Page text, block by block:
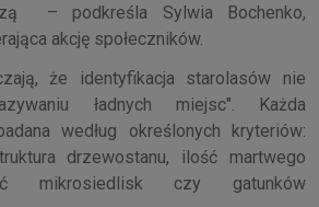
– podkreśla Sylwia Bochenko,
akcję społeczników.
że identyfikacja starolasów nie
ładnych miejsc". Każda
według określonych kryteriów:
drzewostanu, ilość martwego
mikrosiedlisk czy gatunków